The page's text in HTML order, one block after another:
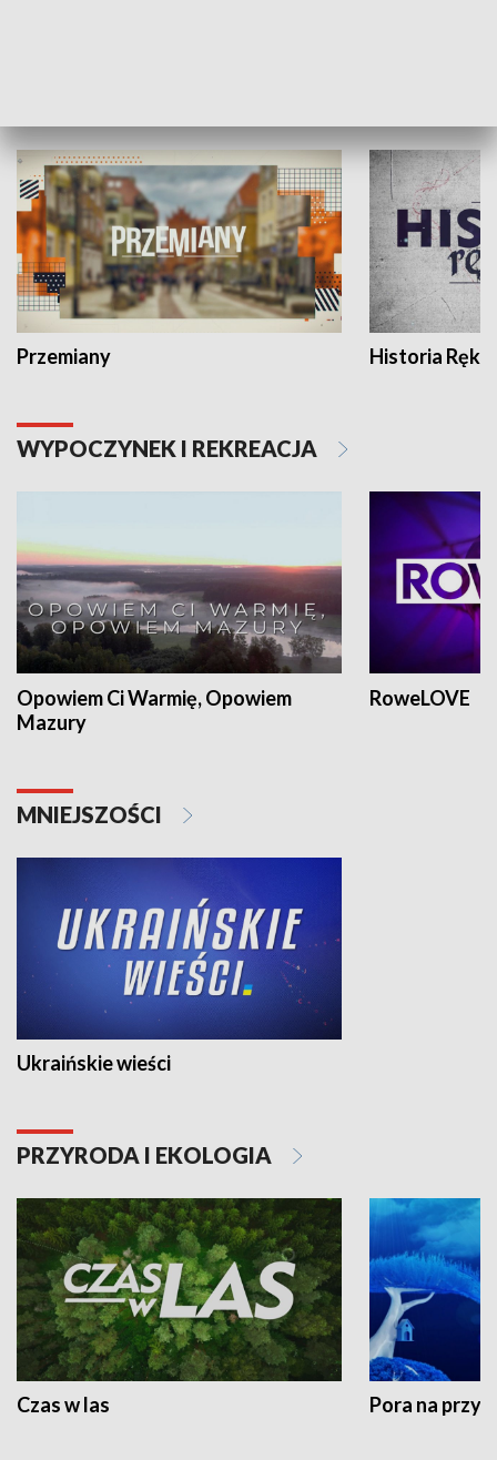
Przemiany Historia Ręką
WYPOCZYNEK I REKREACJA
Opowiem Ci Warmię, Opowiem
Mazury
RoweLOVE
MNIEJSZOŚCI
Ukraińskie wieści
PRZYRODA I EKOLOGIA
Czas w las Pora na